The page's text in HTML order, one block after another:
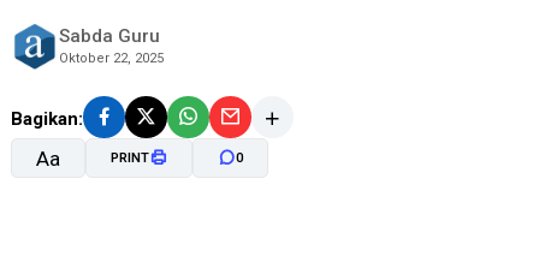
Sabda Guru
Oktober 22, 2025
Bagikan:
Aa PRINT 0